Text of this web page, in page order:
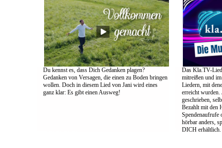
Du kennst es, dass Dich Gedanken plagen?
Gedanken von Versagen, die einen zu Boden bringen
wollen. Doch in diesem Lied von Jani wird eines
ganz klar: Es gibt einen Ausweg!
Das Kla.TV-
mitreißen und
Liedern, mit
erreicht wurden.
geschrieben,
Bezahlt mit den
Spendenaufrufe
hörbar anders,
DICH erhältlich.